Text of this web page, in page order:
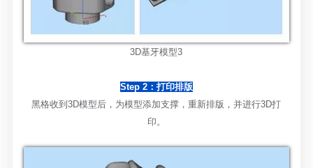
3D基牙模型3
Step 2：打印排版
黑格收到3D模型后，为模型添加支撑，重新排版，并进行3D打
印。